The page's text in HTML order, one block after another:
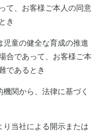
て、お客様ご本人の同意
き
童の健全な育成の推進
合であって、お客様ご本
であるとき
関から、法律に基づく
当社による開示または